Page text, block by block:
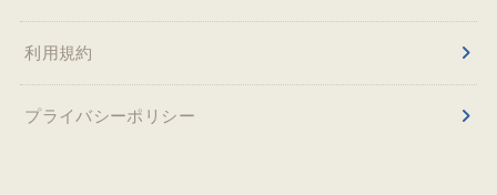
利用規約
プライバシーポリシー